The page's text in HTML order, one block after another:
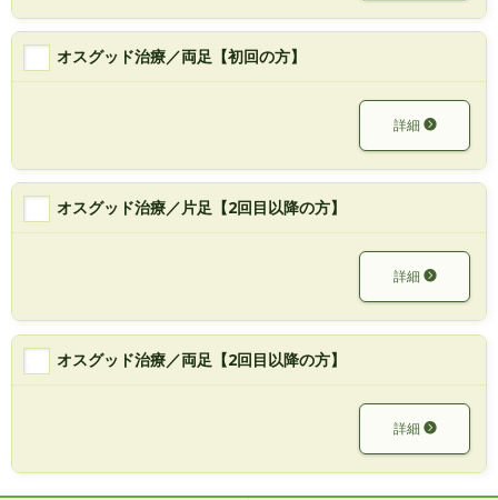
オスグッド治療／両足【初回の方】
詳細
オスグッド治療／片足【2回目以降の方】
詳細
オスグッド治療／両足【2回目以降の方】
詳細